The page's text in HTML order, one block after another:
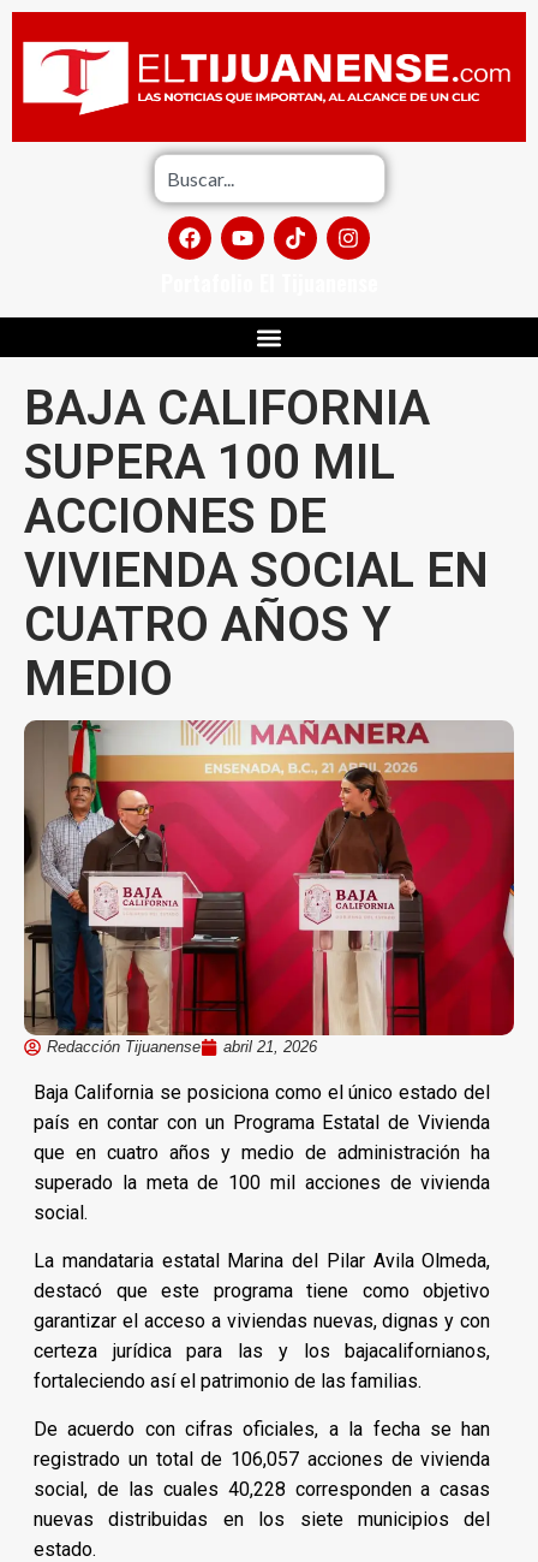
BAJA CALIFORNIA
SUPERA 100 MIL
ACCIONES DE
VIVIENDA SOCIAL EN
CUATRO AÑOS Y
MEDIO
Redacción Tijuanense abril 21, 2026
Baja California se posiciona como el único estado del
país en contar con un Programa Estatal de Vivienda
que en cuatro años y medio de administración ha
superado la meta de 100 mil acciones de vivienda
social.
La mandataria estatal Marina del Pilar Avila Olmeda,
destacó que este programa tiene como objetivo
garantizar el acceso a viviendas nuevas, dignas y con
certeza jurídica para las y los bajacalifornianos,
fortaleciendo así el patrimonio de las familias.
De acuerdo con cifras oficiales, a la fecha se han
registrado un total de 106,057 acciones de vivienda
social, de las cuales 40,228 corresponden a casas
nuevas distribuidas en los siete municipios del
estado.